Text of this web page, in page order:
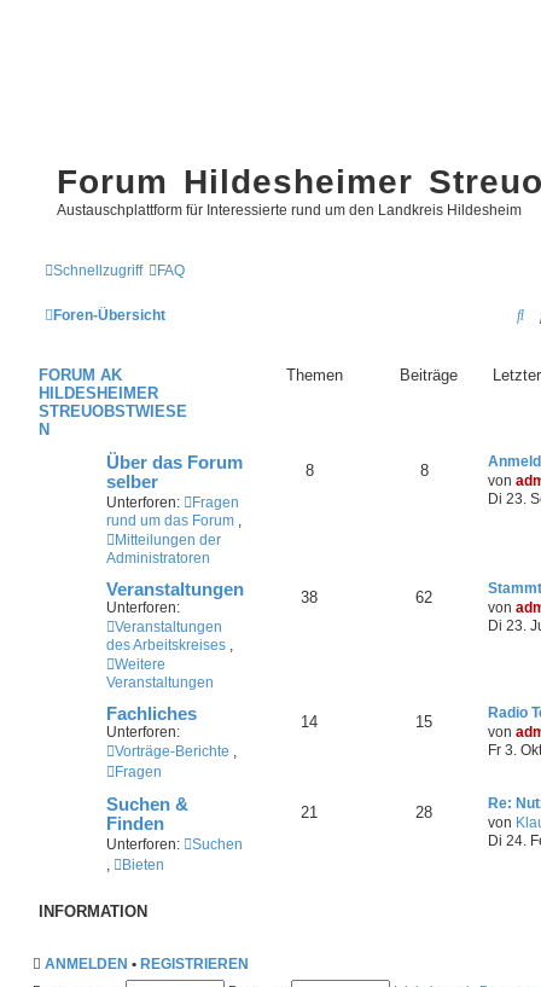
Forum Hildesheimer
Austauschplattform für Interessierte rund um den Landkreis Hildesheim
Schnellzugriff FAQ
Foren-Übersicht
S
c
FORUM AK
HILDESHEIMER
STREUOBSTWIESE
N
Themen Beiträge
Über das Forum
selber
Unterforen:
Fragen
rund um das Forum ,
Mitteilungen der
Administratoren
8 8
von
Di 23.
Veranstaltungen
Unterforen:
Veranstaltungen
des Arbeitskreises ,
Weitere
Veranstaltungen
38 62
von
Di 23.
Fachliches
Unterforen:
Vorträge-Berichte ,
Fragen
14 15
Radio
von
Fr 3.
Suchen &
Finden
Unterforen:
Suchen
,
Bieten
21 28
Re:
von
Di 24.
INFORMATION
ANMELDEN • REGISTRIEREN